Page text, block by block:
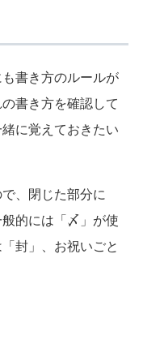
書き方のルールが
書き方を確認して
に覚えておきたい
、閉じた部分に
般的には「〆」が使
封」、お祝いごと